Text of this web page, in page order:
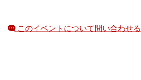
このイベントについて問い合わせる